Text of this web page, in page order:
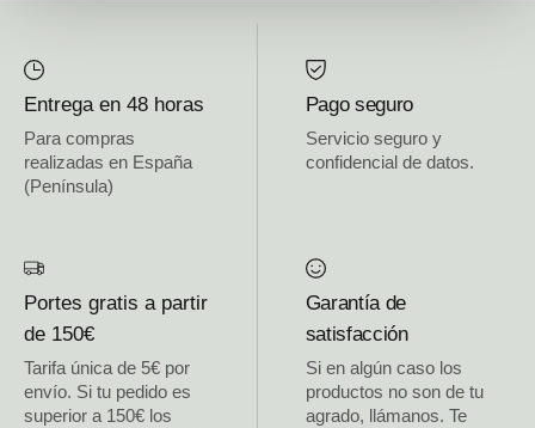
Entrega en 48 horas
Para compras
realizadas en España
(Península)
Pago seguro
Servicio seguro y
confidencial de datos.
Portes gratis a partir
de 150€
Tarifa única de 5€ por
envío. Si tu pedido es
superior a 150€ los
Garantía de
satisfacción
Si en algún caso los
productos no son de tu
agrado, llámanos. Te